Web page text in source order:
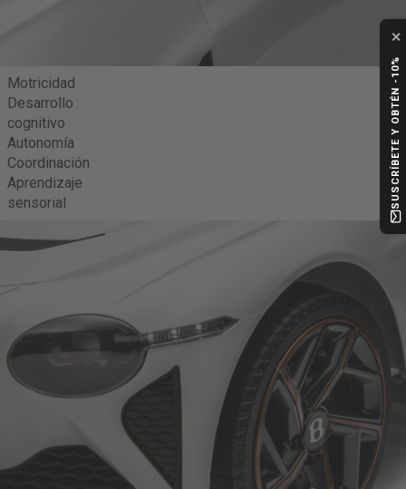
Motricidad
Desarrollo
cognitivo
Autonomía
Coordinación
Aprendizaje
sensorial
✕
SUSCRÍBETE Y OBTÉN -10%